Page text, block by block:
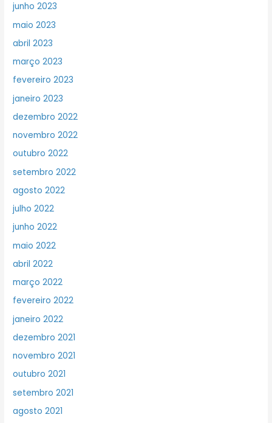
junho 2023
maio 2023
abril 2023
março 2023
fevereiro 2023
janeiro 2023
dezembro 2022
novembro 2022
outubro 2022
setembro 2022
agosto 2022
julho 2022
junho 2022
maio 2022
abril 2022
março 2022
fevereiro 2022
janeiro 2022
dezembro 2021
novembro 2021
outubro 2021
setembro 2021
agosto 2021